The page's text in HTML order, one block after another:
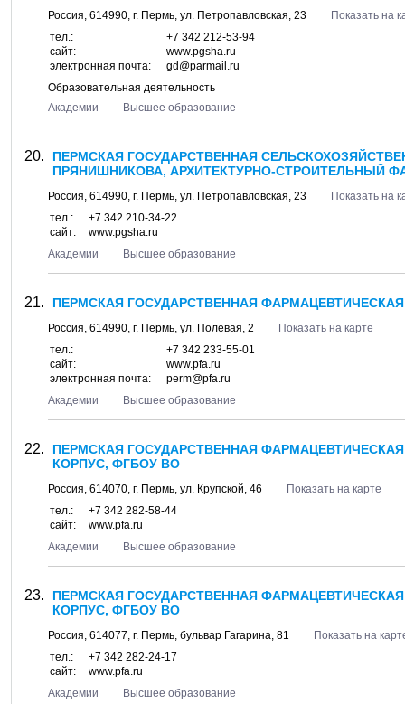
Россия, 614990, г. Пермь, ул. Петропавловская, 23
Показать на
тел.:
+7 342 212-53-94
сайт:
www.pgsha.ru
электронная почта:
gd@parmail.ru
Образовательная деятельность
Академии
Высшее образование
ПЕРМСКАЯ ГОСУДАРСТВЕННАЯ
ПРЯНИШНИКОВА, АРХИТЕКТУРНО-СТРОИТЕЛЬНЫЙ
Россия, 614990, г. Пермь, ул. Петропавловская, 23
Показать на
тел.:
+7 342 210-34-22
сайт:
www.pgsha.ru
Академии
Высшее образование
ПЕРМСКАЯ ГОСУДАРСТВЕННАЯ
Россия, 614990, г. Пермь, ул. Полевая, 2
Показать на карте
тел.:
+7 342 233-55-01
сайт:
www.pfa.ru
электронная почта:
perm@pfa.ru
Академии
Высшее образование
ПЕРМСКАЯ ГОСУДАРСТВЕННАЯ
КОРПУС, ФГБОУ ВО
Россия, 614070, г. Пермь, ул. Крупской, 46
Показать на карте
тел.:
+7 342 282-58-44
сайт:
www.pfa.ru
Академии
Высшее образование
ПЕРМСКАЯ ГОСУДАРСТВЕННАЯ
КОРПУС, ФГБОУ ВО
Россия, 614077, г. Пермь, бульвар Гагарина, 81
Показать на
тел.:
+7 342 282-24-17
сайт:
www.pfa.ru
Академии
Высшее образование